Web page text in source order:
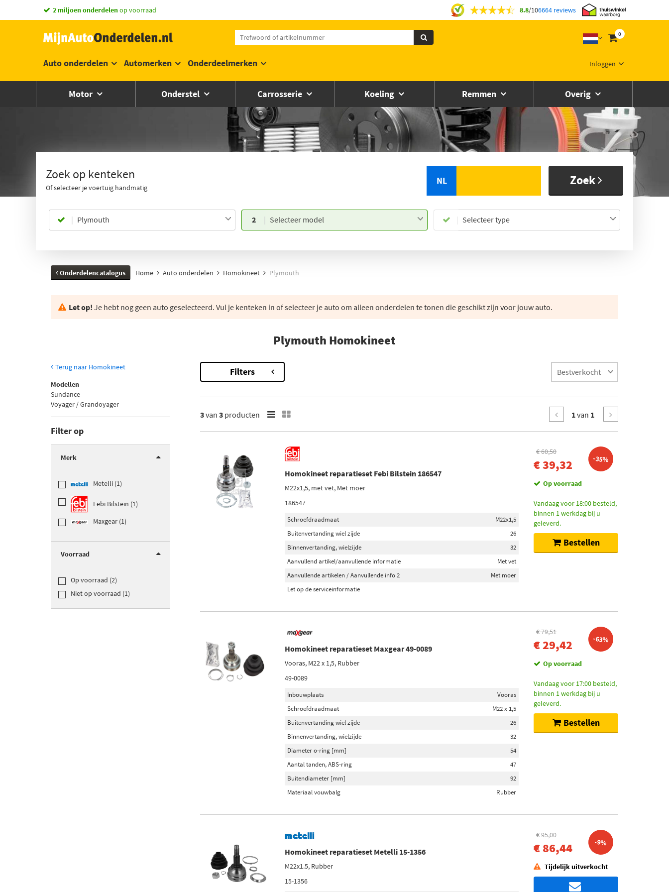
2 miljoen onderdelenop voorraad 8.8/106664 reviews
0
Inloggen
Auto onderdelen Automerken Onderdeelmerken
Motor Onderstel Carrosserie Koeling Remmen Overig
Zoek op kenteken
Of selecteer je voertuig handmatig
NL Zoek
Plymouth 2 Selecteer model Selecteer type
Onderdelencatalogus Home Auto onderdelen Homokineet Plymouth
Let op! Je hebt nog geen auto geselecteerd. Vul je kenteken in of selecteer je auto om alleen onderdelen te tonen die geschikt zijn voor jouw auto.
Plymouth Homokineet
Terug naar Homokineet
Modellen
Sundance
Voyager / Grandoyager
Filter op
Merk
Metelli (1)
Febi Bilstein (1)
Maxgear (1)
Voorraad
Op voorraad (2)
Niet op voorraad (1)
Filters
3van 3 producten 1van 1
Homokineet reparatieset Febi Bilstein 186547
M22x1,5, met vet, Met moer
186547
Schroefdraadmaat
M22x1,5
Buitenvertanding wiel zijde
26
Binnenvertanding, wielzijde
32
Aanvullend artikel/aanvullende informatie
Met vet
Aanvullende artikelen / Aanvullende info 2
Met moer
Let op de serviceinformatie
€ 60,50
€ 39,32 -35%
Op voorraad
Vandaag voor 18:00 besteld,
binnen 1 werkdag bij u
geleverd.
Bestellen
Homokineet reparatieset Maxgear 49-0089
Vooras, M22 x 1,5, Rubber
49-0089
Inbouwplaats
Vooras
Schroefdraadmaat
M22 x 1,5
Buitenvertanding wiel zijde
26
Binnenvertanding, wielzijde
32
Diameter o-ring [mm]
54
Aantal tanden, ABS-ring
47
Buitendiameter [mm]
92
Materiaal vouwbalg
Rubber
€ 79,51
€ 29,42 -63%
Op voorraad
Vandaag voor 17:00 besteld,
binnen 1 werkdag bij u
geleverd.
Bestellen
Homokineet reparatieset Metelli 15-1356
M22x1.5, Rubber
15-1356
€ 95,00
€ 86,44 -9%
Tijdelijk uitverkocht